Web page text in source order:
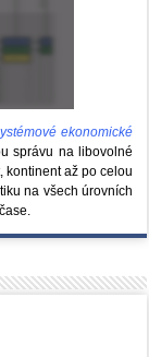
ekonomické
správu na libovolné
kontinent až po celou
na všech úrovních